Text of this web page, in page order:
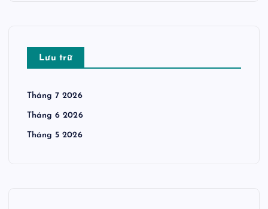
Lưu trữ
Tháng 7 2026
Tháng 6 2026
Tháng 5 2026